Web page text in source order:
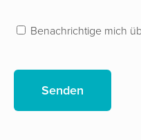
Benachrichtige mich